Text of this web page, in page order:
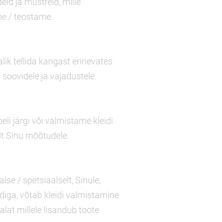
/ teostame.
tellida kangast erinevates
ja vajadustele.
järgi või valmistame kleidi
Sinu mõõtudele.
/ spetsiaalselt, Sinule,
võtab kleidi valmistamine
millele lisandub toote